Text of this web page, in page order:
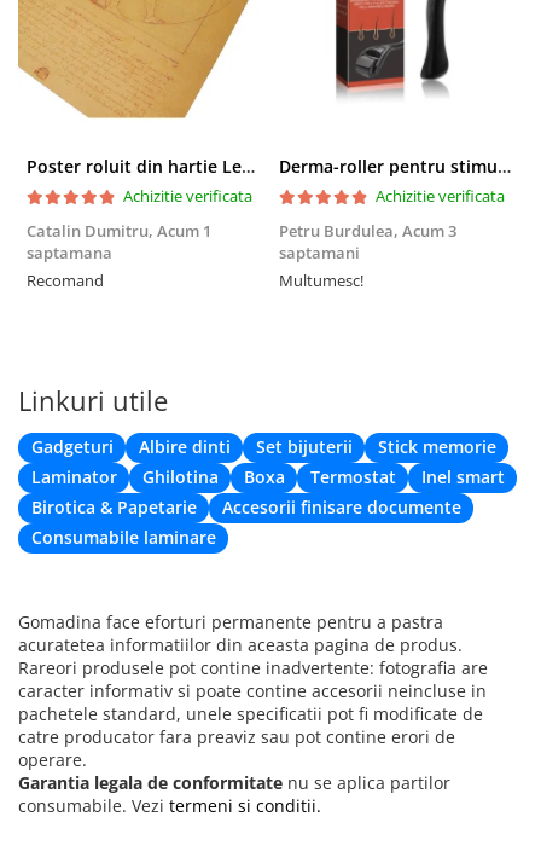
Poster roluit din hartie Leonardo Da Vinci, Vitruvian Man, vintage, 51x35 cm
Achizitie verificata
Catalin Dumitru, Acum 1
saptamana
Recomand
Derma-roller pentru stimularea cresterii parului, scalp si barba, Beard Roller
Achizitie verificata
Petru Burdulea, Acum 3
saptamani
Multumesc!
Linkuri utile
Gadgeturi Albire dinti Set bijuterii
Stick memorie
Laminator
Ghilotina Boxa Termostat
Inel smart
Birotica & Papetarie
Accesorii finisare documente
Consumabile laminare
Gomadina face eforturi permanente pentru a pastra
acuratetea informatiilor din aceasta pagina de produs.
Rareori produsele pot contine inadvertente: fotografia are
caracter informativ si poate contine accesorii neincluse in
pachetele standard, unele specificatii pot fi modificate de
catre producator fara preaviz sau pot contine erori de
operare.
Garantia legala de conformitate nu se aplica partilor
consumabile. Vezi termeni si conditii.